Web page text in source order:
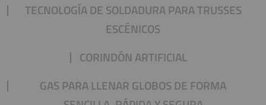
TECNOLOGÍA DE SOLDADURA PARA TRUSSES
ESCÉNICOS
CORINDÓN ARTIFICIAL
GAS PARA LLENAR GLOBOS DE FORMA